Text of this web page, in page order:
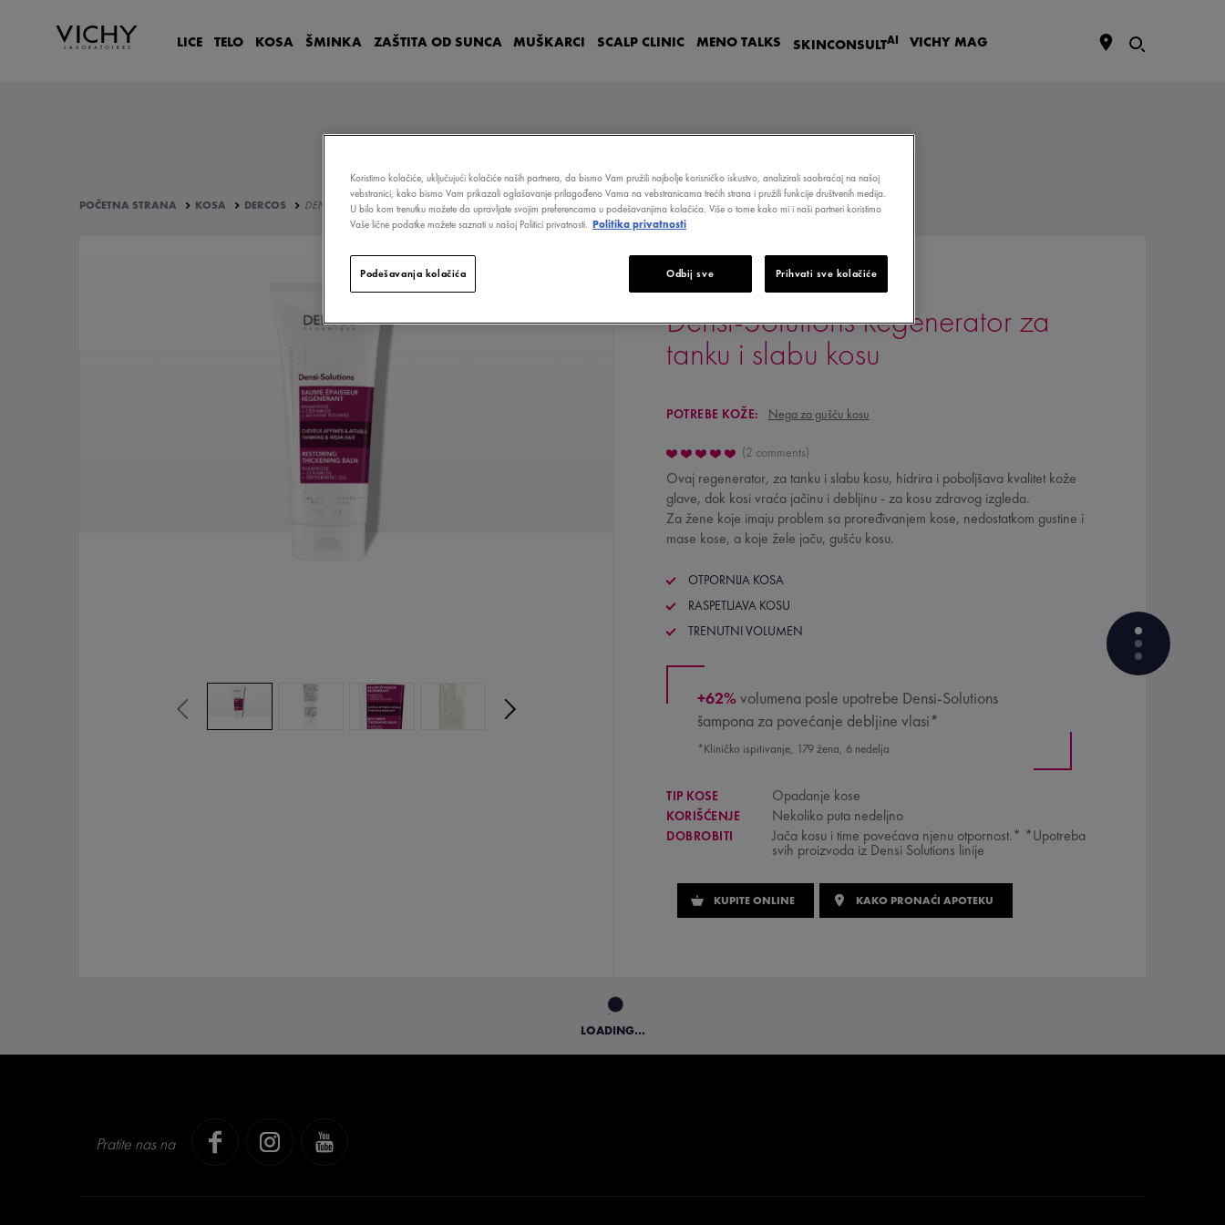
LICE TELO KOSA ŠMINKA ZAŠTITA OD SUNCA MUŠKARCI SCALP CLINIC MENO TALKS SKINCONSULTAI VICHY MAG
POČETNA STRANA KOSA DERCOS DENSI-SOLUTIONS REGENERATOR ZA TANKU I SLABU KOSU
DERCOS
Densi-Solutions Regenerator za
tanku i slabu kosu
POTREBE KOŽE: Nega za gušću kosu
2 comments
Ovaj regenerator, za tanku i slabu kosu, hidrira i poboljšava kvalitet kože
glave, dok kosi vraća jačinu i debljinu - za kosu zdravog izgleda.
Za žene koje imaju problem sa proređivanjem kose, nedostatkom gustine i
mase kose, a koje žele jaču, gušću kosu.
OTPORNIJA KOSA
RASPETLJAVA KOSU
TRENUTNI VOLUMEN
+62%volumena posle upotrebe Densi-Solutions
šampona za povećanje debljine vlasi*
*Kliničko ispitivanje, 179 žena, 6 nedelja
TIP KOSE Opadanje kose
KORIŠĆENJE Nekoliko puta nedeljno
DOBROBITI Jača kosu i time povećava njenu otpornost.* *Upotreba
svih proizvoda iz Densi Solutions linije
KUPITE ONLINE KAKO PRONAĆI APOTEKU
LOADING...
PROIZVODA?
EFIKASNOST DOKAZALE ŽENE
FORMULE
VAŠ DENSI-SOLUTIONS
Pratite nas na
Koristimo kolačiće, uključujući kolačiće naših partnera, da bismo Vam pružili najbolje korisničko iskustvo, analizirali saobraćaj na našoj
vebstranici, kako bismo Vam prikazali oglašavanje prilagođeno Vama na vebstranicama trećih strana i pružili funkcije društvenih medija.
U bilo kom trenutku možete da upravljate svojim preferencama u podešavanjima kolačića. Više o tome kako mi i naši partneri koristimo
Vaše lične podatke možete saznati u našoj Politici privatnosti. Politika privatnosti
Odbij sve Prihvati sve kolačiće
Podešavanja kolačića